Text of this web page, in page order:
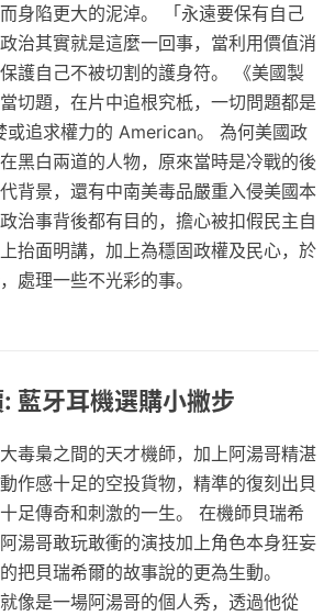
身陷更大的泥淖。 「永遠要保有自己
治其實就是這麼一回事，當利用價值消
護自己不被切割的護身符。 《美國製
切題，在片中追根究柢，一切問題都是
追求權力的 American。 為何美國政
黑白兩道的人物，原來當時是冷戰的後
背景，還有中南美毒品嚴重入侵美國本
治事背後都有目的，擔心被扣假民主自
抬面明講，加上為穩固政權及民心，於
處理一些不光彩的事。
藍牙耳機選購小撇步
毒梟之間的天才機師，加上阿湯哥精湛
作感十足的空投貨物，精準的復刻出貝
足傳奇和刺激的一生。 在機師貝瑞希
湯哥敢玩敢衝的演技加上角色本身狂妄
把貝瑞希爾的故事說的更為生動。
像是一場阿湯哥的個人秀，透過他從